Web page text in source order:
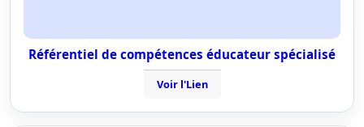
Référentiel de compétences éducateur spécialisé
Voir l'Lien